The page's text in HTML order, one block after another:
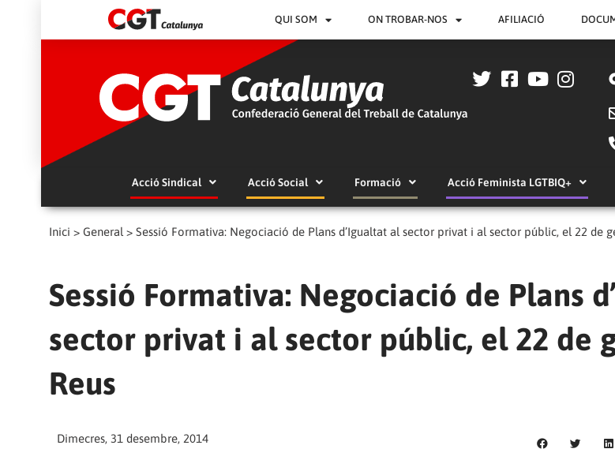
QUI SOM ON TROBAR-NOS AFILIACIÓ
Acció Sindical Acció Social Formació Acció Feminista LGTBIQ+
Inici > General > Sessió Formativa: Negociació de Plans d’Igualtat al sector privat i al sector públic, el 22 de
Sessió Formativa: Negociació de Plans
sector privat i al sector públic, el 22 de
Reus
Dimecres, 31 desembre, 2014